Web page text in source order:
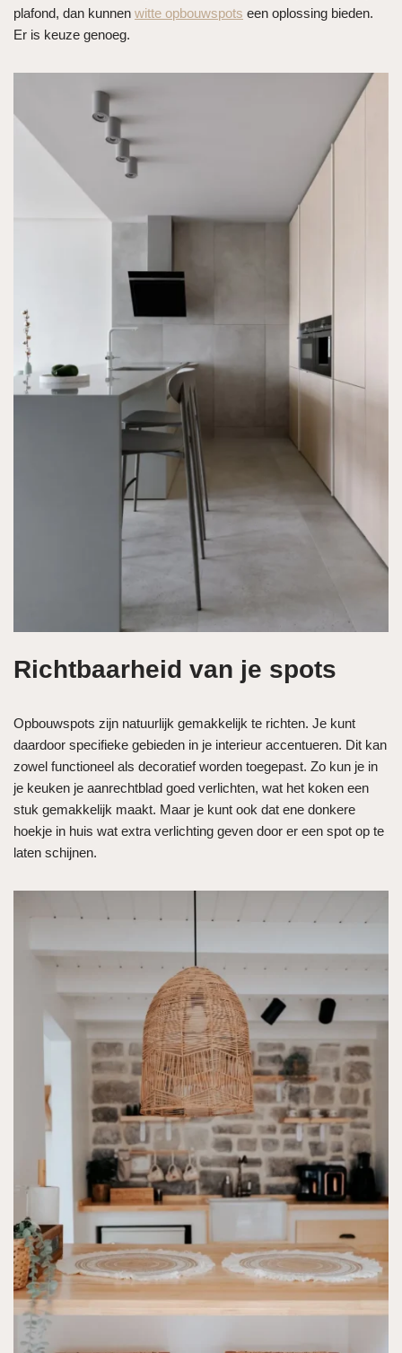
plafond, dan kunnen witte opbouwspots een oplossing bieden.
Er is keuze genoeg.
Richtbaarheid van je spots
Opbouwspots zijn natuurlijk gemakkelijk te richten. Je kunt
daardoor specifieke gebieden in je interieur accentueren. Dit kan
zowel functioneel als decoratief worden toegepast. Zo kun je in
je keuken je aanrechtblad goed verlichten, wat het koken een
stuk gemakkelijk maakt. Maar je kunt ook dat ene donkere
hoekje in huis wat extra verlichting geven door er een spot op te
laten schijnen.